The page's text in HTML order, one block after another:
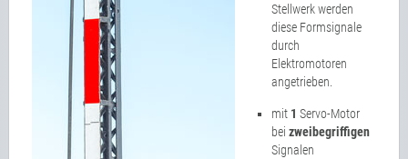
Stellwerk werden
diese Formsignale
durch
Elektromotoren
angetrieben.
mit 1 Servo-Motor
bei zweibegriffigen
Signalen